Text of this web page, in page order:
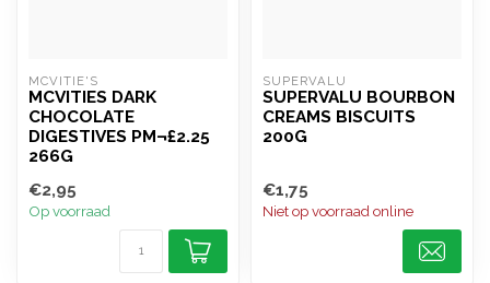
MCVITIE'S
MCVITIES DARK
CHOCOLATE
DIGESTIVES PM¬£2.25
266G
€2,95
Op voorraad
SUPERVALU
SUPERVALU BOURBON
CREAMS BISCUITS
200G
€1,75
Niet op voorraad online